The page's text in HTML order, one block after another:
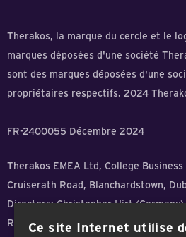
Therakos, la marque du cercle et le
marques déposées d'une société
sont des marques déposées d'une
propriétaires respectifs. 2024
FR-2400055 Décembre 2024
Therakos EMEA Ltd, College
Cruiserath Road, Blanchardstown,
Directors: Christopher Hirt
Registered office: College Business &
Ce site Internet utilise